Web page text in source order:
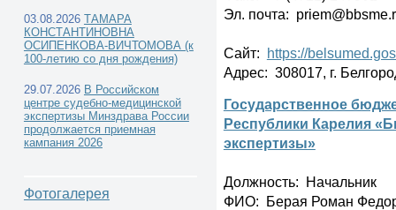
Государственные судебно-
медицинские экспертные учреждения -
03.08.2026 ТАМАРА
КОНСТАНТИНОВНА
ОСИПЕНКОВА-ВИЧТОМОВА (к
100-летию со дня рождения)
29.07.2026 В Российском
центре судебно-медицинской
экспертизы Минздрава России
продолжается приемная
кампания 2026
Фотогалерея
Эл. почта:
Сайт:
https://
Адрес: 308017, г.
Государственное
Республики Карелия
экспертизы»
Должность: Начальник
ФИО: Берая Роман